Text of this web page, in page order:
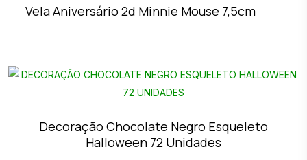
Vela Aniversário 2d Minnie Mouse 7,5cm
Decoração Chocolate Negro Esqueleto
Halloween 72 Unidades